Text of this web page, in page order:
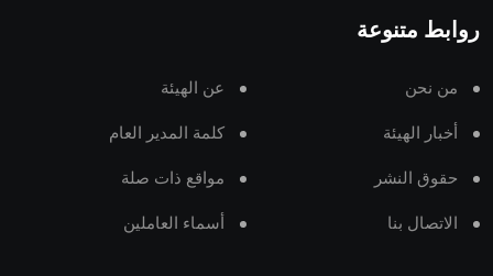
روابط متنوعة
من نحن عن الهيئة
أخبار الهيئة كلمة المدير العام
حقوق النشر مواقع ذات صلة
الاتصال بنا أسماء العاملين